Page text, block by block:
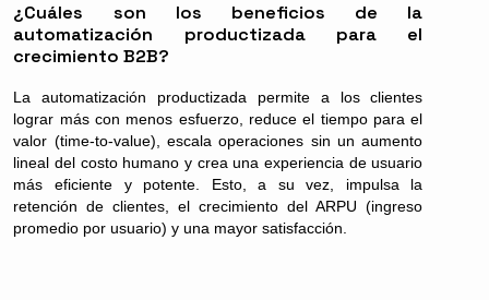
¿Cuáles son los beneficios de la
automatización productizada para el
crecimiento B2B?
La automatización productizada permite a los clientes
lograr más con menos esfuerzo, reduce el tiempo para el
valor (time-to-value), escala operaciones sin un aumento
lineal del costo humano y crea una experiencia de usuario
más eficiente y potente. Esto, a su vez, impulsa la
retención de clientes, el crecimiento del ARPU (ingreso
promedio por usuario) y una mayor satisfacción.